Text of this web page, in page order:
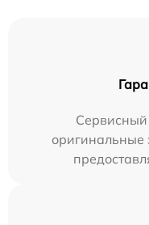
Сервисный
оригинальные